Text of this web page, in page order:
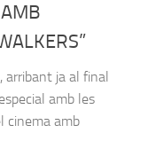
arribant ja al final
amb les
cinema amb